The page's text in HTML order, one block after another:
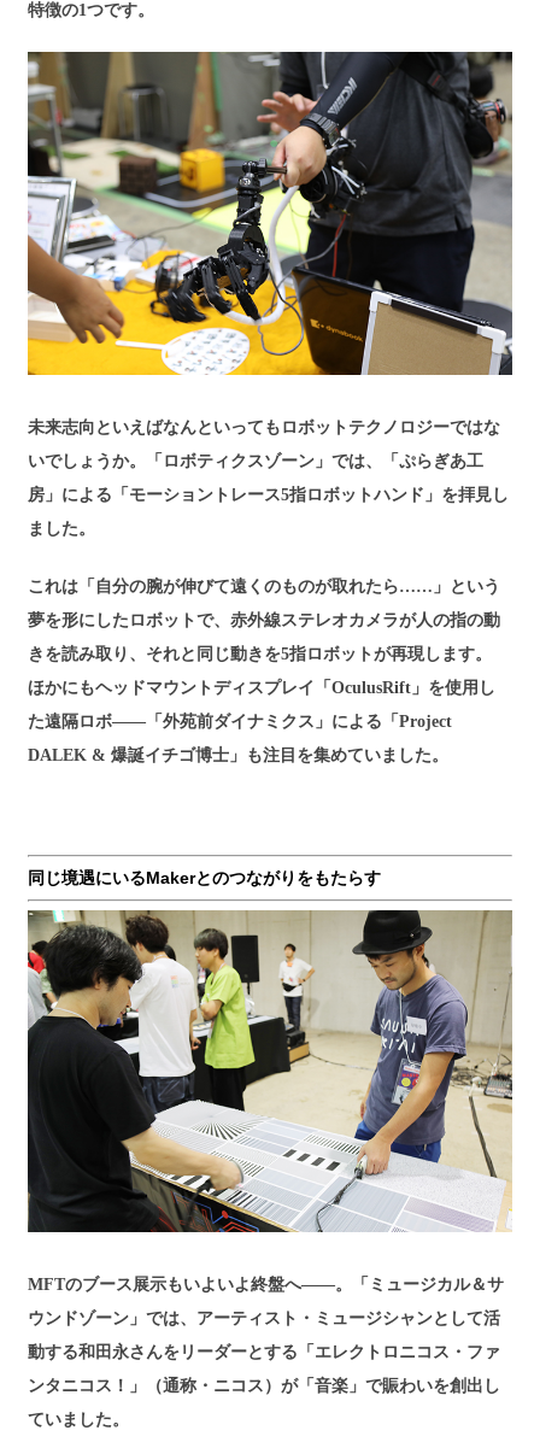
特徴の1つです。
未来志向といえばなんといってもロボットテクノロジーではな
いでしょうか。「ロボティクスゾーン」では、「ぷらぎあ工
房」による「モーショントレース5指ロボットハンド」を拝見し
ました。
これは「自分の腕が伸びて遠くのものが取れたら……」という
夢を形にしたロボットで、赤外線ステレオカメラが人の指の動
きを読み取り、それと同じ動きを5指ロボットが再現します。
ほかにもヘッドマウントディスプレイ「OculusRift」を使用し
た遠隔ロボ——「外苑前ダイナミクス」による「Project
DALEK & 爆誕イチゴ博士」も注目を集めていました。
同じ境遇にいるMakerとのつながりをもたらす
MFTのブース展示もいよいよ終盤へ——。「ミュージカル＆サ
ウンドゾーン」では、アーティスト・ミュージシャンとして活
動する和田永さんをリーダーとする「エレクトロニコス・ファ
ンタニコス！」（通称・ニコス）が「音楽」で賑わいを創出し
ていました。